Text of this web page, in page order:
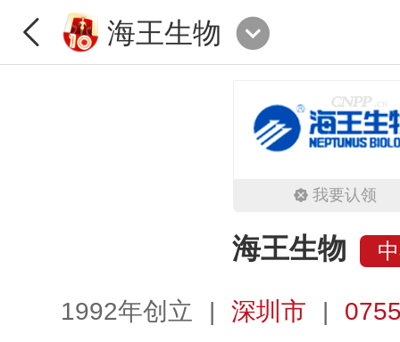
海王生物
我要认领
海王生物
1992年创立 深圳市